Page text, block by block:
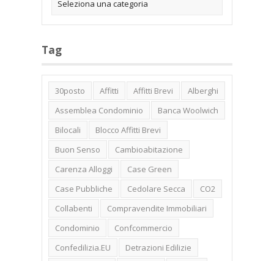
Tag
30posto Affitti Affitti Brevi
Alberghi
Assemblea Condominio
Banca Woolwich
Bilocali
Blocco Affitti Brevi
Buon Senso
Cambioabitazione
Carenza Alloggi
Case Green
Case Pubbliche
Cedolare Secca
CO2
Collabenti
Compravendite Immobiliari
Condominio
Confcommercio
Confedilizia.EU
Detrazioni Edilizie